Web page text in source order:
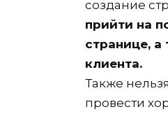
создание
прийти на
странице,
клиента.
Также
провести